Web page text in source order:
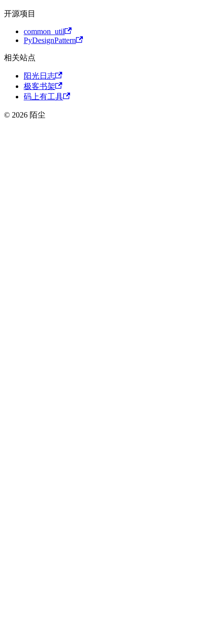
开源项目
common_util
PyDesignPattern
相关站点
阳光日志
极客书架
码上有工具
© 2026 陌尘